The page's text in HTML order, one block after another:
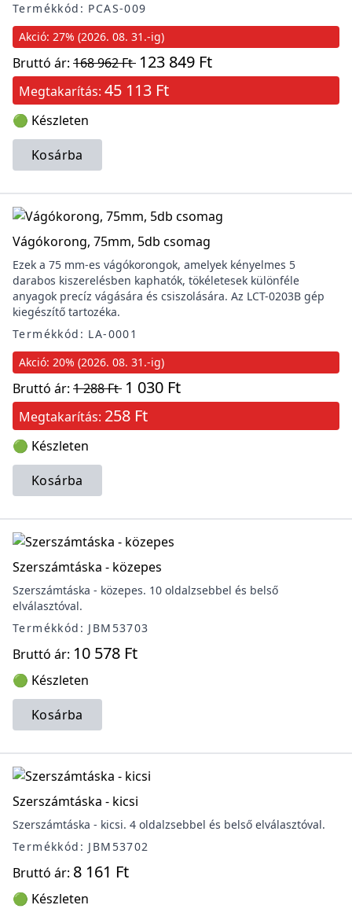
Termékkód: PCAS-009
Akció: 27% (2026. 08. 31.-ig)
Bruttó ár: 168 962 Ft 123 849 Ft
Megtakarítás: 45 113 Ft
🟢 Készleten
Kosárba
Vágókorong, 75mm, 5db csomag
Ezek a 75 mm-es vágókorongok, amelyek kényelmes 5
darabos kiszerelésben kaphatók, tökéletesek különféle
anyagok precíz vágására és csiszolására. Az LCT-0203B gép
kiegészítő tartozéka.
Termékkód: LA-0001
Akció: 20% (2026. 08. 31.-ig)
Bruttó ár: 1 288 Ft 1 030 Ft
Megtakarítás: 258 Ft
🟢 Készleten
Kosárba
Szerszámtáska - közepes
Szerszámtáska - közepes. 10 oldalzsebbel és belső
elválasztóval.
Termékkód: JBM53703
Bruttó ár: 10 578 Ft
🟢 Készleten
Kosárba
Szerszámtáska - kicsi
Szerszámtáska - kicsi. 4 oldalzsebbel és belső elválasztóval.
Termékkód: JBM53702
Bruttó ár: 8 161 Ft
🟢 Készleten